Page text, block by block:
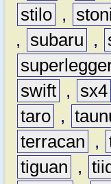
stilo ,
,
subaru ,
swift , sx4
taro ,
terracan
,
tiguan
,